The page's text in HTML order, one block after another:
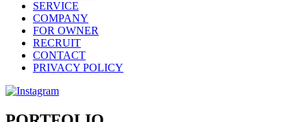
SERVICE
COMPANY
FOR OWNER
RECRUIT
CONTACT
PRIVACY POLICY